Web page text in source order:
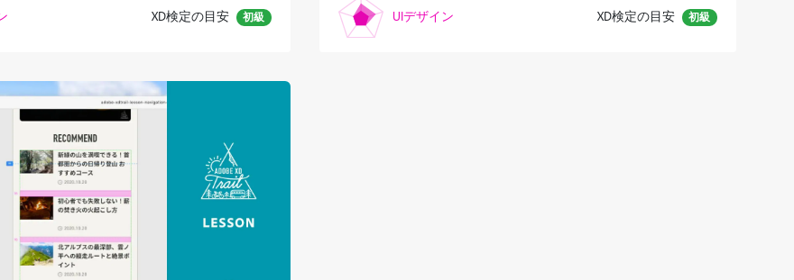
XD検定の目安 初級 UIデザイン XD検定の目安 初級